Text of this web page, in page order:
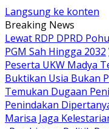
Langsung ke konten
Breaking News
Lewat RDP DPRD
PGM Sah Hingga 2032
Peserta UKW Madya
Buktikan Usia Bukan
Temukan Dugaan
Penindakan
Marisa Jaga